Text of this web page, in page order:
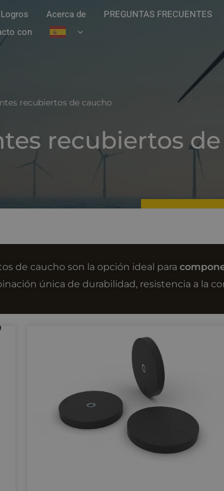
Logros Acerca de PREGUNTAS FRECUENTES
con
recubiertos de caucho
recubiertos
de caucho son la opción ideal para
única de durabilidad, resistencia a la